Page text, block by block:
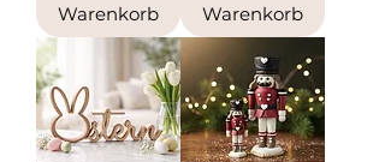
Warenkorb
Warenkorb